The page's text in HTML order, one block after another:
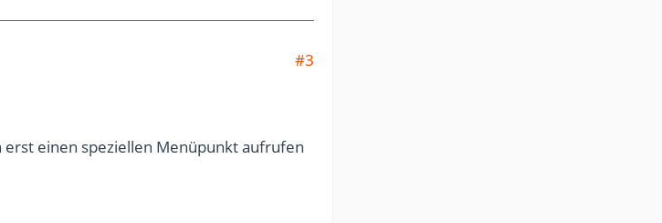
#3
erst einen speziellen Menüpunkt aufrufen